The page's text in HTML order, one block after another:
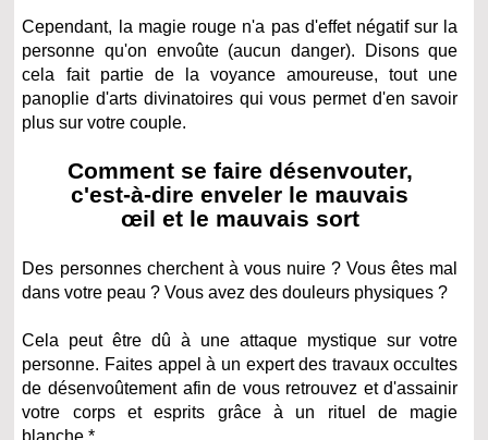
Cependant, la magie rouge n'a pas d'effet négatif sur la
personne qu'on envoûte (aucun danger). Disons que
cela fait partie de la voyance amoureuse, tout une
panoplie d'arts divinatoires qui vous permet d'en savoir
plus sur votre couple.
Comment se faire désenvouter,
c'est-à-dire enveler le mauvais
œil et le mauvais sort
Des personnes cherchent à vous nuire ? Vous êtes mal
dans votre peau ? Vous avez des douleurs physiques ?
Cela peut être dû à une attaque mystique sur votre
personne. Faites appel à un expert des travaux occultes
de désenvoûtement afin de vous retrouvez et d'assainir
votre corps et esprits grâce à un rituel de magie